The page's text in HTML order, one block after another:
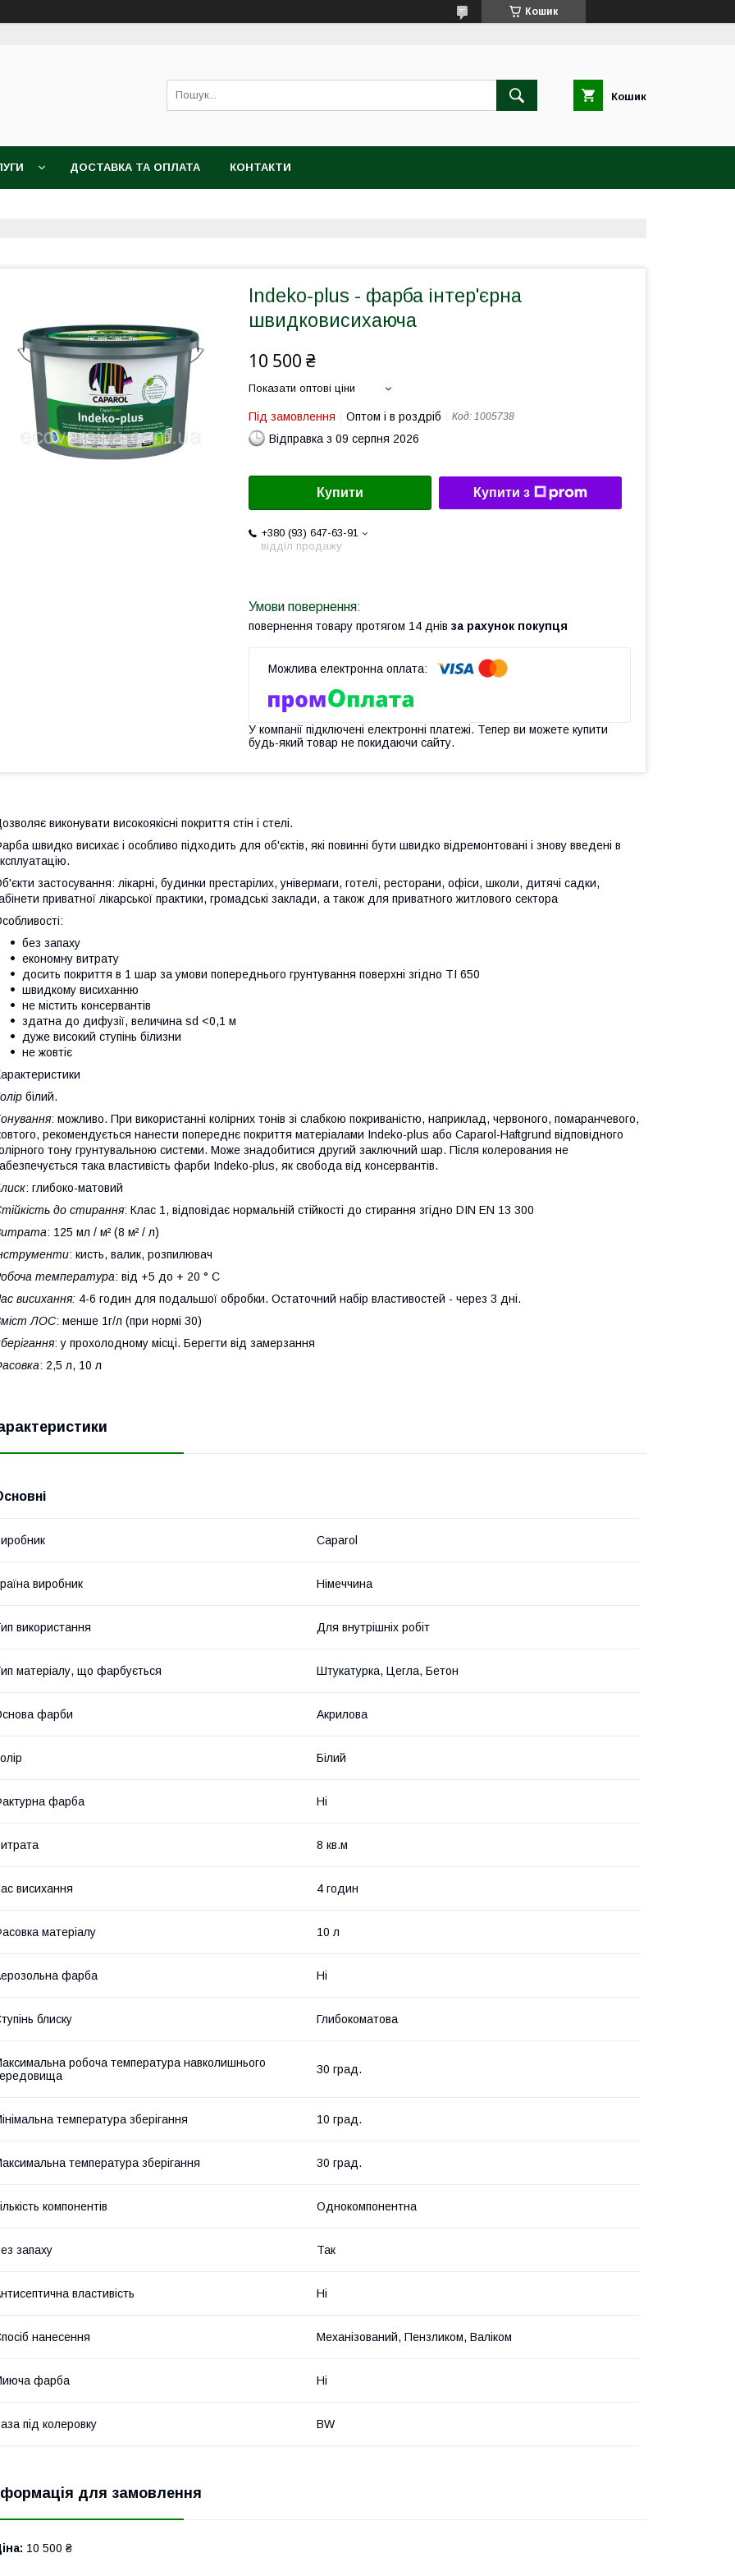
Кошик
Кошик
ДОСТАВКА ТА ОПЛАТА КОНТАКТИ
Indeko-plus - фарба інтер'єрна
швидковисихаюча
10 500 ₴
Показати оптові ціни
Під замовлення Оптом і в роздріб Код: 1005738
Відправка з 09 серпня 2026
Купити Купити з
+380 (93) 647-63-91
відділ продажу
повернення товару протягом 14 днів за рахунок покупця
У компанії підключені електронні платежі. Тепер ви можете купити
будь-який товар не покидаючи сайту.
виконувати високоякісні покриття стін і стелі.
швидко висихає і особливо підходить для об'єктів, які повинні бути швидко відремонтовані і знову введені в
застосування: лікарні, будинки престарілих, універмаги, готелі, ресторани, офіси, школи, дитячі садки,
приватної лікарської практики, громадські заклади, а також для приватного житлового сектора
без запаху
економну витрату
досить покриття в 1 шар за умови попереднього грунтування поверхні згідно ТІ 650
швидкому висиханню
не містить консервантів
здатна до дифузії, величина sd <0,1 м
дуже високий ступінь білизни
не жовтіє
білий.
: можливо. При використанні колірних тонів зі слабкою покриваністю, наприклад, червоного, помаранчевого,
рекомендується нанести попереднє покриття матеріалами Indeko-plus або Caparol-Haftgrund відповідного
тону грунтувальною системи. Може знадобитися другий заключний шар. Після колерования не
така властивість фарби Indeko-plus, як свобода від консервантів.
: глибоко-матовий
до стирання: Клас 1, відповідає нормальній стійкості до стирання згідно DIN EN 13 300
: 125 мл / м² (8 м² / л)
: кисть, валик, розпилювач
температура: від +5 до + 20 ° С
висихання: 4-6 годин для подальшої обробки. Остаточний набір властивостей - через 3 дні.
ЛОС: менше 1г/л (при нормі 30)
: у прохолодному місці. Берегти від замерзання
: 2,5 л, 10 л
Caparol
виробник Німеччина
використання Для внутрішніх робіт
матеріалу, що фарбується Штукатурка, Цегла, Бетон
фарби Акрилова
Білий
фарба Ні
8 кв.м
висихання 4 годин
матеріалу 10 л
фарба Ні
блиску Глибокоматова
робоча температура навколишнього
30 град.
температура зберігання 10 град.
температура зберігання 30 град.
компонентів Однокомпонентна
запаху Так
властивість Ні
нанесення Механізований, Пензликом, Валіком
фарба Ні
під колеровку BW
для замовлення
10 500 ₴